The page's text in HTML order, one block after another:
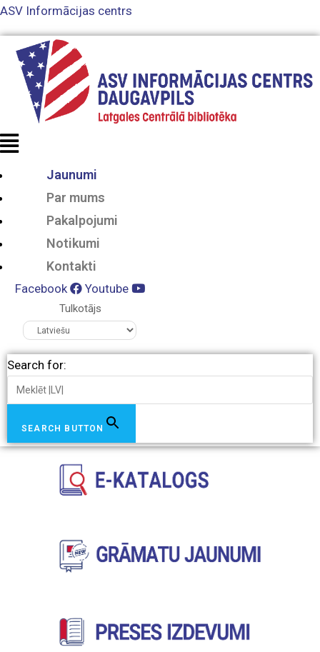
ASV Informācijas centrs
Jaunumi
Par mums
Pakalpojumi
Notikumi
Kontakti
Facebook Youtube
Tulkotājs
Search for:
SEARCH BUTTON